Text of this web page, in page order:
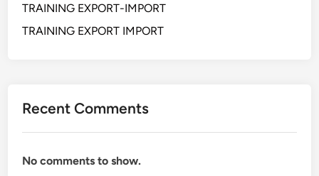
TRAINING EXPORT-IMPORT
TRAINING EXPORT IMPORT
Recent Comments
No comments to show.